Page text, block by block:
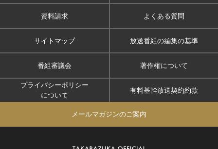
資料請求 よくある質問
サイトマップ 放送番組の編集の基準
番組審議会 著作権について
プライバシーポリシー
について
有料基幹放送契約約款
メールマガジンのご案内